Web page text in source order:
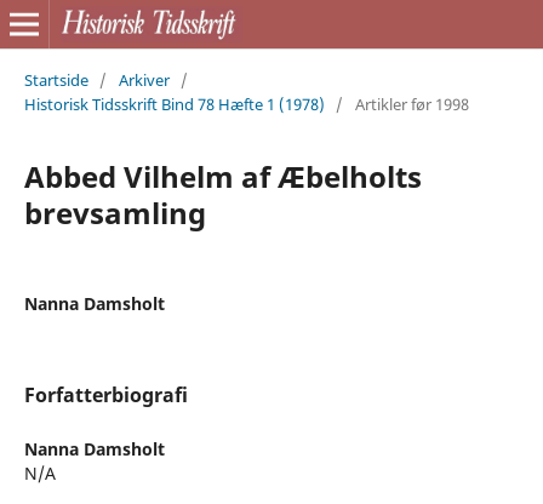
Startside / Arkiver /
Historisk Tidsskrift Bind 78 Hæfte 1 (1978)
/ Artikler før 1998
Abbed Vilhelm af Æbelholts
brevsamling
Nanna Damsholt
Forfatterbiografi
Nanna Damsholt
N/A